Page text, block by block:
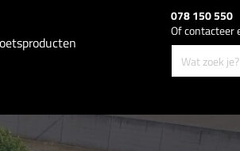
078 150 550
Of contacteer